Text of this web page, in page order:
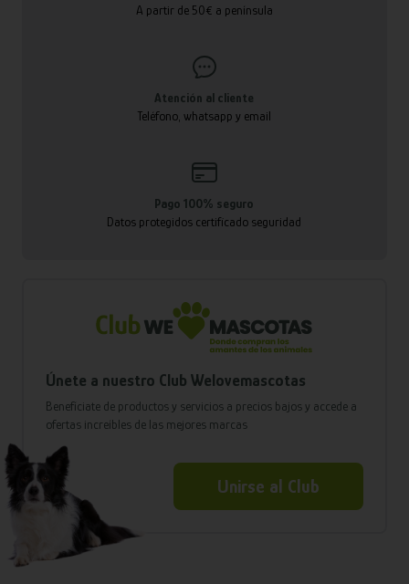
A partir de 50€ a península
Atención al cliente
Teléfono, whatsapp y email
Pago 100% seguro
Datos protegidos certificado seguridad
Únete a nuestro Club Welovemascotas
Benefíciate de productos y servicios a precios bajos y accede a
ofertas increíbles de las mejores marcas
Unirse al Club